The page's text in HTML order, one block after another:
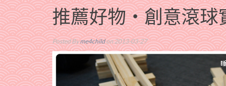
推薦好物‧創意滾球
Posted Byme4childon 2013-03-27